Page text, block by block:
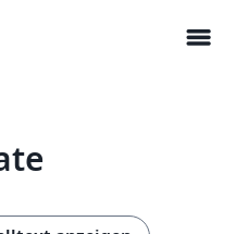
menu